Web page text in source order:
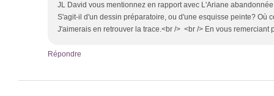
JL David vous mentionnez en rapport avec L'Ariane
S'agit-il d'un dessin préparatoire, ou d'une esquisse peinte? Où
J'aimerais en retrouver la trace.<br /> <br /> En vous remerciant
Répondre